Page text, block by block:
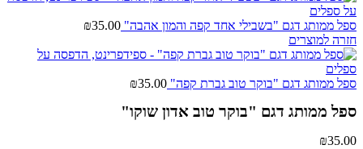
ספל ממותג דגם "בשבילי אחד קפה והמון אהבה" ₪35.00
חזרה למוצרים
ספל ממותג דגם "בוקר טוב גברת קפה" ₪35.00
ספל ממותג דגם "בוקר טוב אדון שוקו"
₪35.00